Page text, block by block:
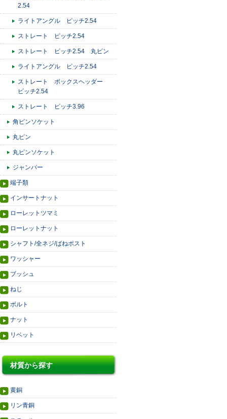
2.54
ライトアングル ピッチ2.54
ストレート ピッチ2.54
ストレート ピッチ2.54 丸ピン
ライトアングル ピッチ2.54
ストレート ボックスヘッダー
ピッチ2.54
ストレート ピッチ3.96
角ピンソケット
丸ピン
丸ピンソケット
ジャンパー
端子類
インサートナット
ローレットツマミ
ローレットナット
シャフト/全ネジ/ばねポスト
ワッシャー
ブッシュ
ねじ
ボルト
ナット
リベット
材質から探す
黄銅
リン青銅